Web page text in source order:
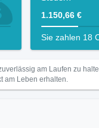
1.150,66 €
Sie zahlen 18
am Laufen zu
am Leben erhalten.